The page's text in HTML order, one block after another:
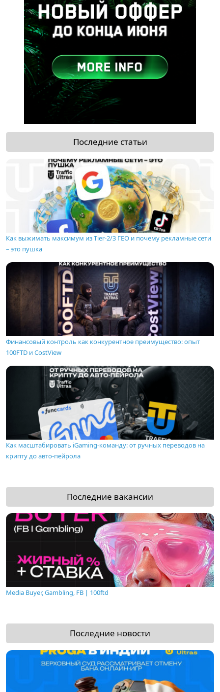
Последние статьи
Как выжимать максимум из Tier-2/3 ГЕО и почему рекламные сети
– это пушка
Финансовый контроль как конкурентное преимущество: опыт
100FTD и CostView
Как масштабировать iGaming-команду: от ручных переводов на
крипту до авто-пейрола
Последние вакансии
Media Buyer, Gambling, FB | 100ftd
Последние новости